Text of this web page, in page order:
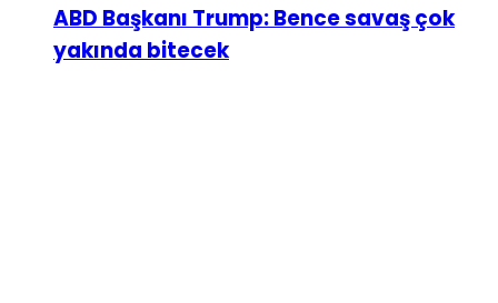
ABD Başkanı Trump: Bence savaş çok
yakında bitecek